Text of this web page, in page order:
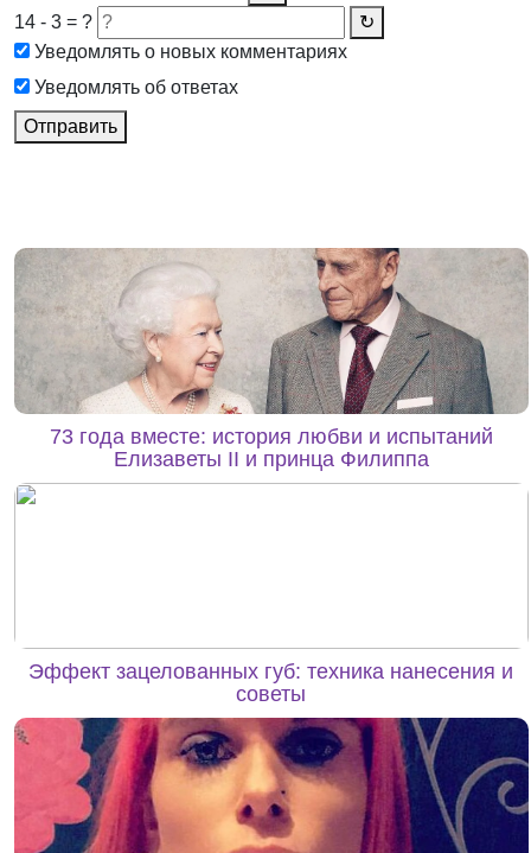
14 - 3 = ?
↻
Уведомлять о новых комментариях
Уведомлять об ответах
Отправить
73 года вместе: история любви и испытаний
Елизаветы II и принца Филиппа
Эффект зацелованных губ: техника нанесения и
советы